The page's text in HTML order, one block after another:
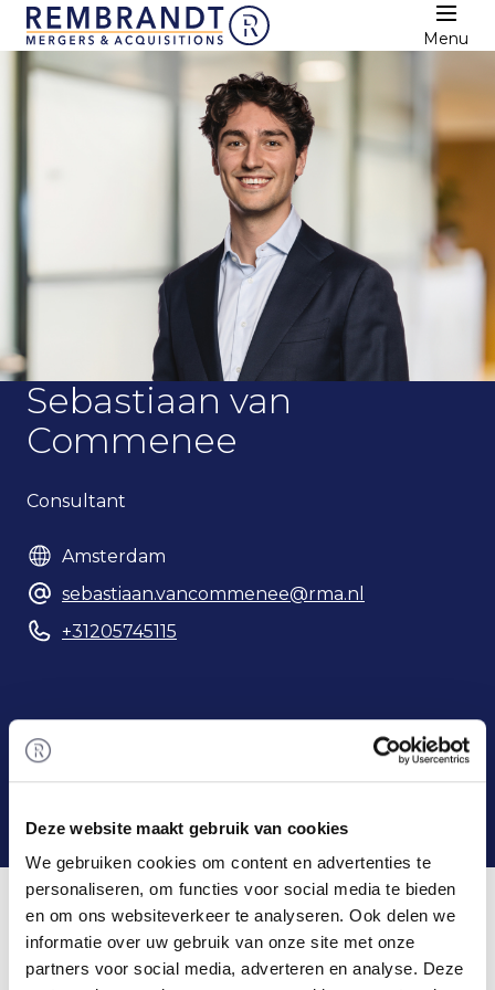
Deze website maakt gebruik van cookies
We gebruiken cookies om content en advertenties te
personaliseren, om functies voor social media te bieden
en om ons websiteverkeer te analyseren. Ook delen we
informatie over uw gebruik van onze site met onze
partners voor social media, adverteren en analyse. Deze
Menu
Sebastiaan van
Commenee
Consultant
Amsterdam
sebastiaan.vancommenee@rma.nl
+31205745115
/ / Sebastiaan van Commenee
Sebastiaan & Rembrandt M&A
Sebastiaan volgde de studie International